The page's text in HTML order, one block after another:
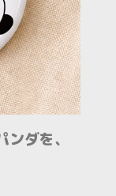
ダを、